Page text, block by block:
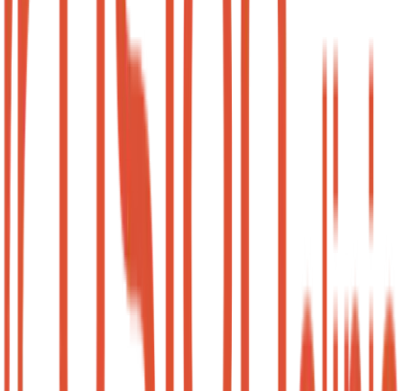
Concentra todos os pacientes em um dia só? A sala é
sua o dia todo.
Economia de R$ 150/dia
De
R$ 300
/dia (08h às 18h)
Sai a R$ 30/hora
Uso exclusivo no dia
Chave na mão das 08h às 18h
Recepcionista dedicada
Ideal para quem vem do interior